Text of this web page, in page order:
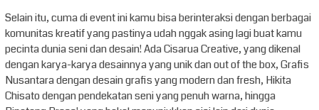
Selain itu, cuma di event ini kamu bisa berinteraksi dengan berbagai
komunitas kreatif yang pastinya udah nggak asing lagi buat kamu
pecinta dunia seni dan desain! Ada Cisarua Creative, yang dikenal
dengan karya-karya desainnya yang unik dan out of the box, Grafis
Nusantara dengan desain grafis yang modern dan fresh, Hikita
Chisato dengan pendekatan seni yang penuh warna, hingga